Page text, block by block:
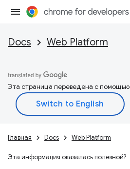
Docs Web Platform
Эта страница переведена с помощью
Главная Docs Web Platform
Эта информация оказалась полезной?